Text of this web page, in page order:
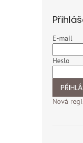
E-mail
Heslo
Nová